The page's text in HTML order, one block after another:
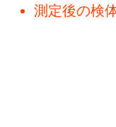
測定後の検